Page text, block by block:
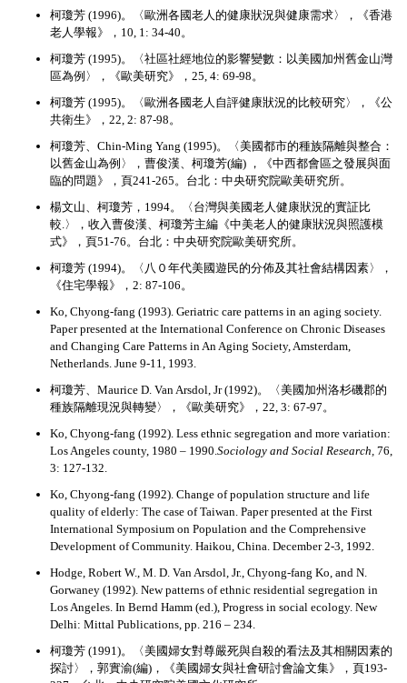
柯瓊芳 (1996)。〈歐洲各國老人的健康狀況與健康需求〉，《香港
老人學報》，10, 1: 34-40。
柯瓊芳 (1995)。〈社區社經地位的影響變數：以美國加州舊金山灣
區為例〉，《歐美研究》，25, 4: 69-98。
柯瓊芳 (1995)。〈歐洲各國老人自評健康狀況的比較研究〉，《公
共衛生》，22, 2: 87-98。
柯瓊芳、Chin-Ming Yang (1995)。〈美國都市的種族隔離與整合：
以舊金山為例〉，曹俊漢、柯瓊芳(編) ，《中西都會區之發展與面
臨的問題》，頁241-265。台北：中央研究院歐美研究所。
楊文山、柯瓊芳，1994。〈台灣與美國老人健康狀況的實証比
較.〉，收入曹俊漢、柯瓊芳主編《中美老人的健康狀況與照護模
式》，頁51-76。台北：中央研究院歐美研究所。
柯瓊芳 (1994)。〈八０年代美國遊民的分佈及其社會結構因素〉，
《住宅學報》，2: 87-106。
Ko, Chyong-fang (1993). Geriatric care patterns in an aging society.
Paper presented at the International Conference on Chronic Diseases
and Changing Care Patterns in An Aging Society, Amsterdam,
Netherlands. June 9-11, 1993.
柯瓊芳、Maurice D. Van Arsdol, Jr (1992)。〈美國加州洛杉磯郡的
種族隔離現況與轉變〉，《歐美研究》，22, 3: 67-97。
Ko, Chyong-fang (1992). Less ethnic segregation and more variation:
Los Angeles county, 1980 – 1990.Sociology and Social Research,76,
3: 127-132.
Ko, Chyong-fang (1992). Change of population structure and life
quality of elderly: The case of Taiwan. Paper presented at the First
International Symposium on Population and the Comprehensive
Development of Community. Haikou, China. December 2-3, 1992.
Hodge, Robert W., M. D. Van Arsdol, Jr., Chyong-fang Ko, and N.
Gorwaney (1992). New patterns of ethnic residential segregation in
Los Angeles. In Bernd Hamm (ed.), Progress in social ecology. New
Delhi: Mittal Publications, pp. 216 – 234.
柯瓊芳 (1991)。〈美國婦女對尊嚴死與自殺的看法及其相關因素的
探討〉，郭實渝(編)，《美國婦女與社會研討會論文集》，頁193-